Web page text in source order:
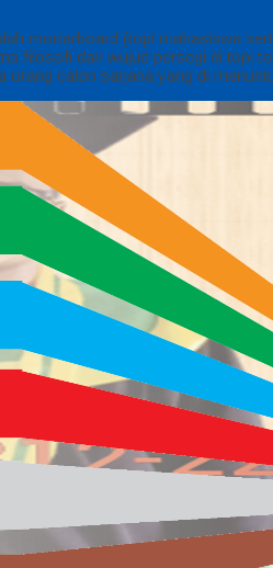
mortarboard (topi mahasiswa
filosofi dari wujud persegi di topi
calon sarjana yang di